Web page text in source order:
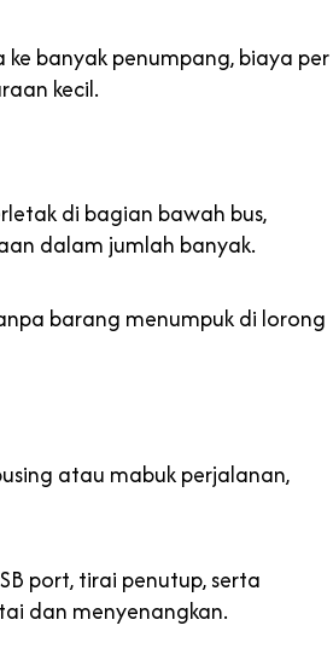
banyak penumpang, biaya per
kecil.
di bagian bawah bus,
dalam jumlah banyak.
barang menumpuk di lorong
atau mabuk perjalanan,
port, tirai penutup, serta
dan menyenangkan.